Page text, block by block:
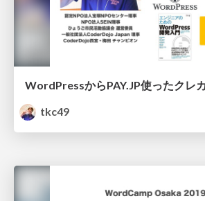
tkc49